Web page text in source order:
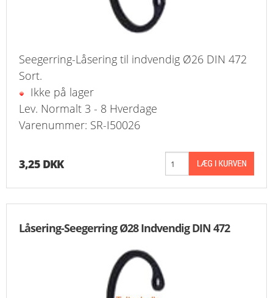
Seegerring-Låsering til indvendig Ø26 DIN 472
Sort.
Ikke på lager
Lev. Normalt 3 - 8 Hverdage
Varenummer: SR-I50026
3,25 DKK
Låsering-Seegerring Ø28 Indvendig DIN 472